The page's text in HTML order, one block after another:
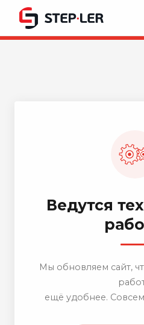
Ведутся
Мы обновляем сайт,
ещё удобнее.